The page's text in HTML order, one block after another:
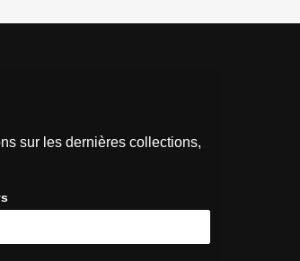
sur les dernières collections,